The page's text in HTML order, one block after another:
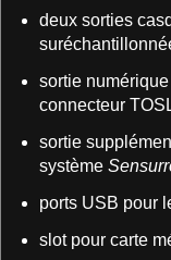
deux sorties
sortie
connecteur
sortie
système
ports USB pour
slot pour carte